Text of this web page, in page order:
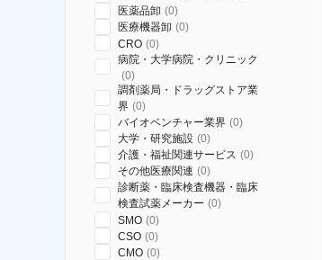
医薬品卸 (0)
医療機器卸 (0)
CRO (0)
病院・大学病院・クリニック
(0)
調剤薬局・ドラッグストア業
界 (0)
バイオベンチャー業界 (0)
大学・研究施設 (0)
介護・福祉関連サービス (0)
その他医療関連 (0)
診断薬・臨床検査機器・臨床
検査試薬メーカー (0)
SMO (0)
CSO (0)
CMO (0)